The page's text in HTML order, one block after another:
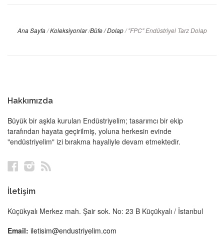
Ana Sayfa / Koleksiyonlar /Büfe / Dolap / "FPC" Endüstriyel Tarz Dolap
Hakkımızda
Büyük bir aşkla kurulan Endüstriyelim; tasarımcı bir ekip
tarafından hayata geçirilmiş, yoluna herkesin evinde
"endüstriyelim" izi bırakma hayaliyle devam etmektedir.
FacebookInstagram
İletişim
Küçükyalı Merkez mah. Şair sok. No: 23 B Küçükyalı / İstanbul
Email: iletisim@endustriyelim.com